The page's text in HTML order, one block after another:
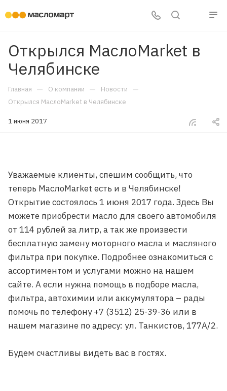
Открылся МаслоMarket в
Челябинске
Главная — О компании — Новости —
Открылся МаслоMarket в Челябинске
1 июня 2017
Уважаемые клиенты, спешим сообщить, что
теперь МаслоMarket есть и в Челябинске!
Открытие состоялось 1 июня 2017 года. Здесь Вы
можете приобрести масло для своего автомобиля
от 114 рублей за литр, а так же произвести
бесплатную замену моторного масла и масляного
фильтра при покупке. Подробнее ознакомиться с
ассортиментом и услугами можно на нашем
сайте. А если нужна помощь в подборе масла,
фильтра, автохимии или аккумулятора – рады
помочь по телефону +7 (3512) 25-39-36 или в
нашем магазине по адресу: ул. Танкистов, 177А/2.
Будем счастливы видеть вас в гостях.